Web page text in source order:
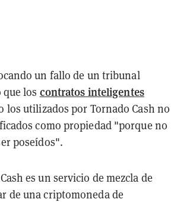
un fallo de un tribunal
los contratos inteligentes
los utilizados por Tornado Cash no
como propiedad "porque no
poseídos".
es un servicio de mezcla de
de una criptomoneda de